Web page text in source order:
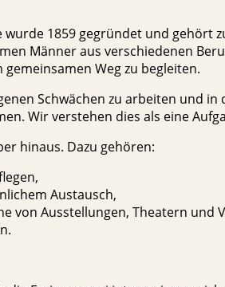
wurde 1859 gegründet und
Männer aus verschiedenen
Weg zu begleiten.
Schwächen zu arbeiten und
Wir verstehen dies als eine
hinaus. Dazu gehören:
Austausch,
von Ausstellungen, Theatern und